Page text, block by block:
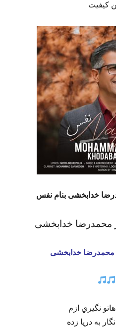
کیفیت
خدابخشی بنام نفس
محمدرضا خدابخشی
محمدرضا خدابخشی
نگيري ازم
به دريا زده